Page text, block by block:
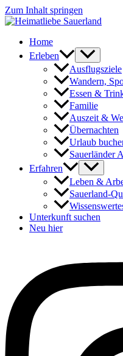
Zum Inhalt springen
Home
Erleben
Ausflugsziele
Wandern,
Essen &
Familie
Auszeit &
Übernachten
Urlaub
Sauerländer
Erfahren
Leben &
Sauerland-
Unterkunft suchen
Neu hier